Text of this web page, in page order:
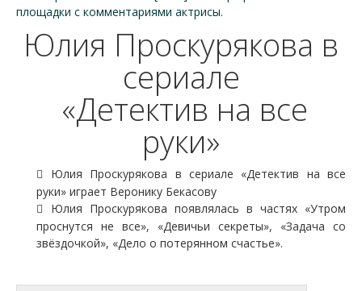
площадки с комментариями актрисы.
Юлия Проскурякова в
сериале
«Детектив на все
руки»
Юлия Проскурякова в сериале «Детектив на все
руки» играет Веронику Бекасову
Юлия Проскурякова появлялась в частях «Утром
проснутся не все», «Девичьи секреты», «Задача со
звёздочкой», «Дело о потерянном счастье».